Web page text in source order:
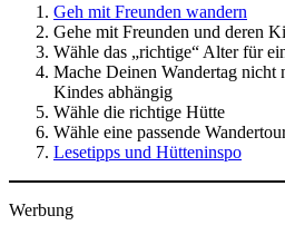
Geh mit Freunden wandern
Gehe mit Freunden und deren
Wähle das „richtige“ Alter für
Mache Deinen Wandertag nicht
Kindes abhängig
Wähle die richtige Hütte
Wähle eine passende
Lesetipps und Hütteninspo
Werbung